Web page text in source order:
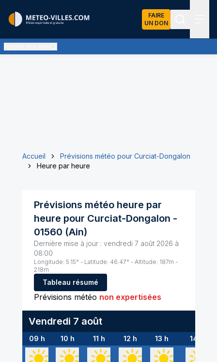
FAIRE
UN DON
Accueil
Prévisions météo pour Curciat-Dongalon
Heure par heure
Prévisions météo heure par
heure pour Curciat-Dongalon -
01560 (Ain)
Dernière mise à jour : vendredi 7 août 2026 à
08:00
Longitude: 5.15° - Latitude: 46.47° - Altitude: 187m -
218m
Tableau résumé
Prévisions météo non expertisées
Vendredi 7 août
09 h 10 h 11 h 12 h 13 h 14 h